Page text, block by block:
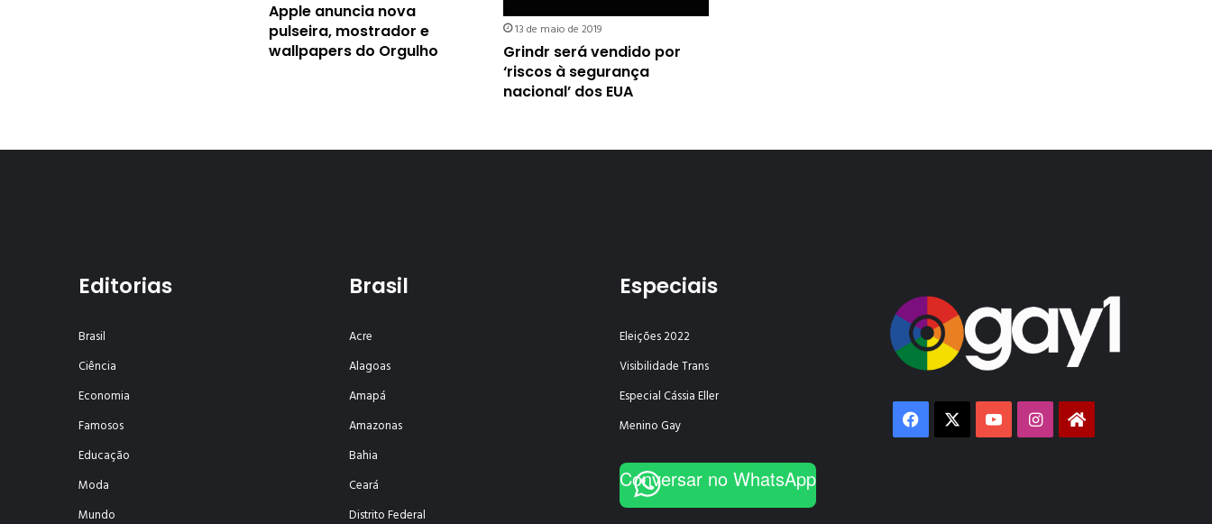
Apple anuncia nova
pulseira, mostrador e
wallpapers do Orgulho
13 de maio de 2019
Grindr será vendido por
‘riscos à segurança
nacional’ dos EUA
Editorias
Brasil
Ciência
Economia
Famosos
Educação
Moda
Mundo
Brasil
Acre
Alagoas
Amapá
Amazonas
Bahia
Ceará
Distrito Federal
Especiais
Eleições 2022
Visibilidade Trans
Especial Cássia Eller
Menino Gay
Conversar no WhatsApp
Facebook YouTubeInstagramGay1